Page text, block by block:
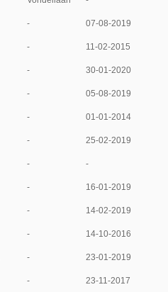
- 07-08-2019
- 11-02-2015
- 30-01-2020
- 05-08-2019
- 01-01-2014
- 25-02-2019
- -
- 16-01-2019
- 14-02-2019
- 14-10-2016
- 23-01-2019
- 23-11-2017